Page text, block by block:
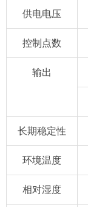
供电电压
控制点数
输出
长期稳定性
环境温度
相对湿度